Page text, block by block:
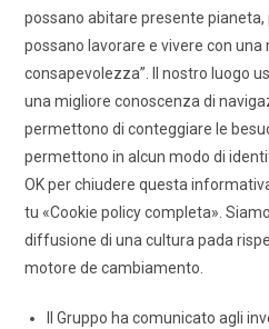
possano abitare presente
possano lavorare e vivere con
consapevolezza”. Il nostro luogo
una migliore conoscenza di
permettono di conteggiare le
permettono in alcun modo di
OK per chiudere questa
tu «Cookie policy completa».
diffusione di una cultura pada
motore de cambiamento.
Il Gruppo ha comunicato agli